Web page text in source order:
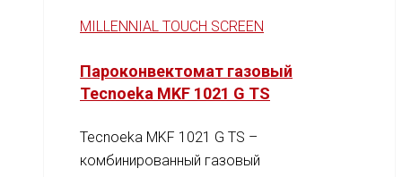
MILLENNIAL TOUCH SCREEN
Пароконвектомат газовый
Tecnoeka MKF 1021 G TS
Tecnoeka MKF 1021 G TS –
комбинированный газовый